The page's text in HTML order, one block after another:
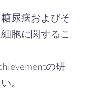
尿病およびそ
胞に関するこ
の研
。